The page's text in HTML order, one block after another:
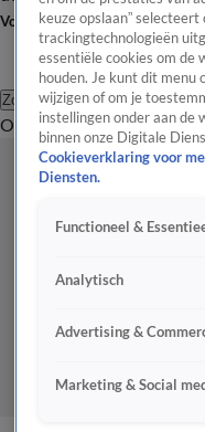
Volg Shownieuws
Zoeken
OverzichtEntertainment
keuze opslaan”
trackingtechnologieën
essentiële cookies om de
houden. Je kunt dit menu
wijzigen of om je
instellingen onder aan de
binnen onze Digitale
Cookieverklaring voor
Diensten.
Functioneel &
Analytisch
Advertising &
Marketing & Social